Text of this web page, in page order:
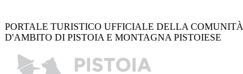
PORTALE TURISTICO UFFICIALE DELLA COMUNITÀ
D'AMBITO DI PISTOIA E MONTAGNA PISTOIESE